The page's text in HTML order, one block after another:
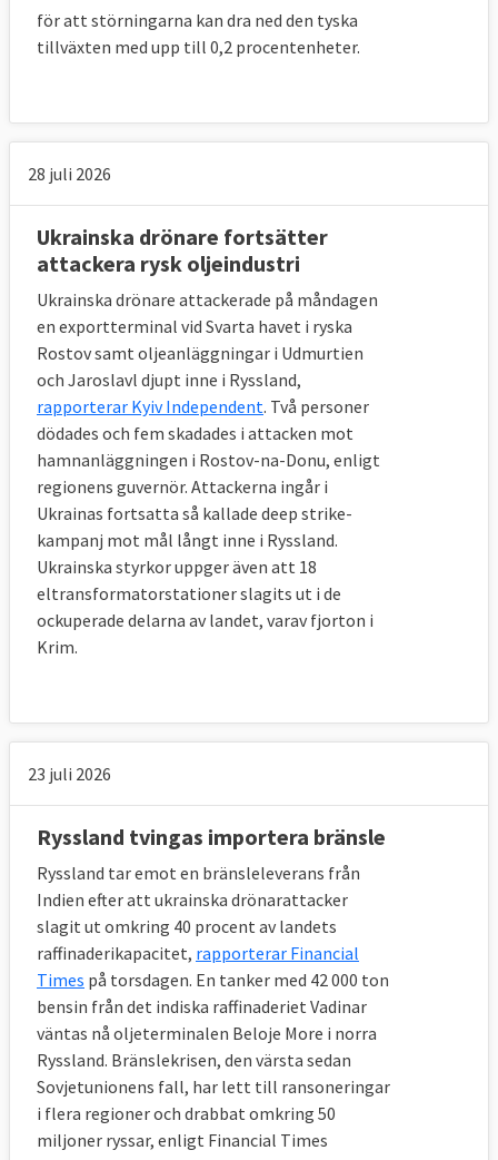
för att störningarna kan dra ned den tyska
tillväxten med upp till 0,2 procentenheter.
28 juli 2026
Ukrainska drönare fortsätter
attackera rysk oljeindustri
Ukrainska drönare attackerade på måndagen
en exportterminal vid Svarta havet i ryska
Rostov samt oljeanläggningar i Udmurtien
och Jaroslavl djupt inne i Ryssland,
rapporterar Kyiv Independent. Två personer
dödades och fem skadades i attacken mot
hamnanläggningen i Rostov-na-Donu, enligt
regionens guvernör. Attackerna ingår i
Ukrainas fortsatta så kallade deep strike-
kampanj mot mål långt inne i Ryssland.
Ukrainska styrkor uppger även att 18
eltransformatorstationer slagits ut i de
ockuperade delarna av landet, varav fjorton i
Krim.
23 juli 2026
Ryssland tvingas importera bränsle
Ryssland tar emot en bränsleleverans från
Indien efter att ukrainska drönarattacker
slagit ut omkring 40 procent av landets
raffinaderikapacitet, rapporterar Financial
Times på torsdagen. En tanker med 42 000 ton
bensin från det indiska raffinaderiet Vadinar
väntas nå oljeterminalen Beloje More i norra
Ryssland. Bränslekrisen, den värsta sedan
Sovjetunionens fall, har lett till ransoneringar
i flera regioner och drabbat omkring 50
miljoner ryssar, enligt Financial Times